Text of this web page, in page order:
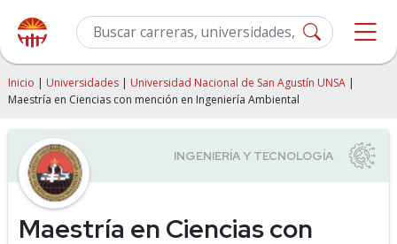
Inicio | Universidades | Universidad Nacional de San Agustín UNSA |
Maestría en Ciencias con mención en Ingeniería Ambiental
Maestría en Ciencias con